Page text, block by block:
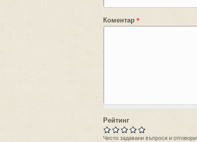
Коментар*
Рейтинг
Често задавани въпроси и отговори